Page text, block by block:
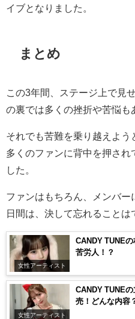
イブとなりました。
まとめ
この3年間、ステージ上で見
の裏では多くの挫折や苦悩も
それでも苦難を乗り越えよう
多くのファンに背中を押され
した。
ファンはもちろん、メンバ
日間は、決して忘れることは
女性アーティスト
CANDY TUNE
苦労人！？
女性アーティスト
CANDY TUNE
売！どんな内容